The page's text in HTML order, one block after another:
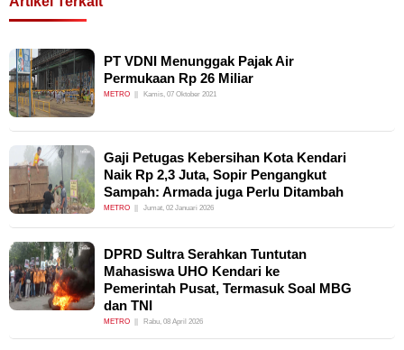
PT VDNI Menunggak Pajak Air
Permukaan Rp 26 Miliar
METRO Kamis, 07 Oktober 2021
Gaji Petugas Kebersihan Kota Kendari
Naik Rp 2,3 Juta, Sopir Pengangkut
Sampah: Armada juga Perlu Ditambah
METRO Jumat, 02 Januari 2026
DPRD Sultra Serahkan Tuntutan
Mahasiswa UHO Kendari ke
Pemerintah Pusat, Termasuk Soal MBG
dan TNI
METRO Rabu, 08 April 2026